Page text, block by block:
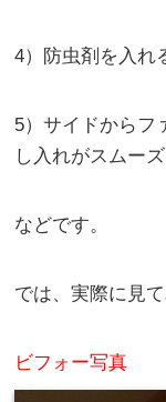
4）防虫剤を入れ
5）サイドからフ
し入れがスムーズ
などです。
では、実際に見て
ビフォー写真